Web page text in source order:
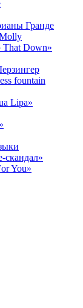
Гранде
Down»
fountain
Lipa»
скандал»
You»